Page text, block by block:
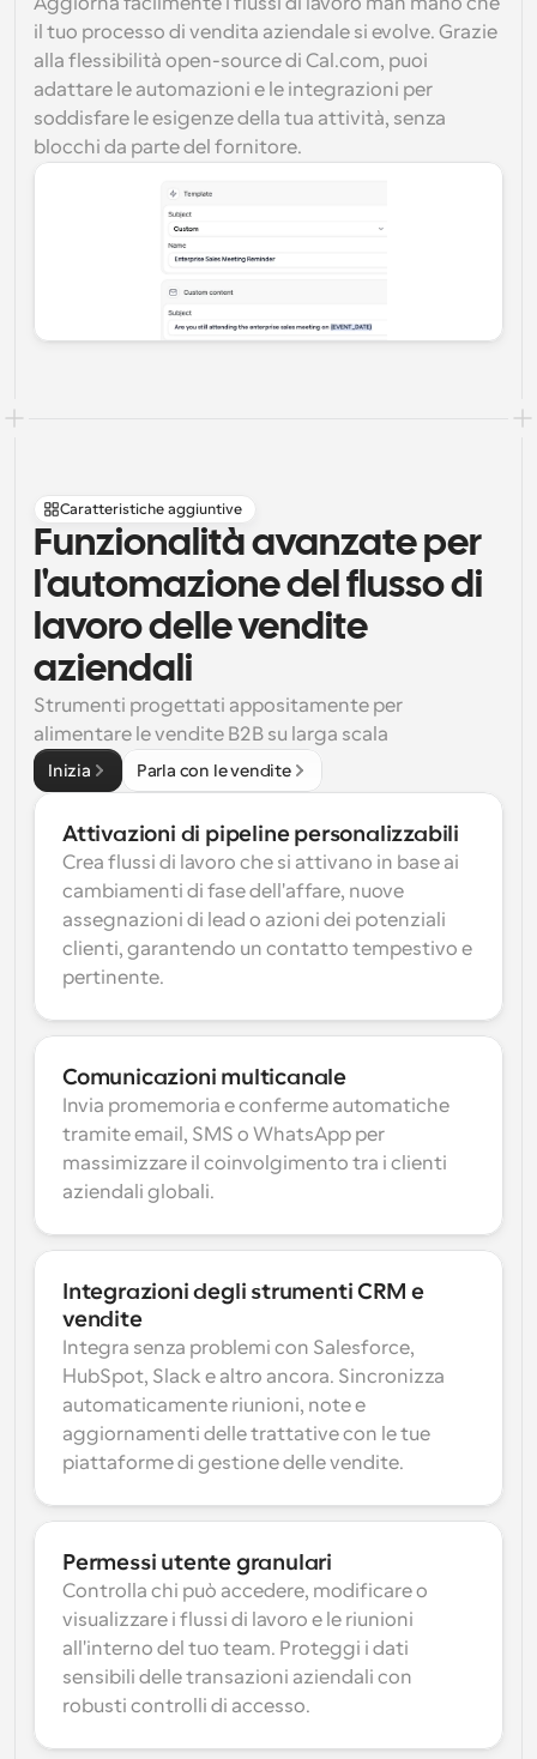
il tuo processo di vendita aziendale si evolve. Grazie
alla flessibilità open-source di Cal.com, puoi
adattare le automazioni e le integrazioni per
soddisfare le esigenze della tua attività, senza
blocchi da parte del fornitore.
Caratteristiche aggiuntive
Funzionalità avanzate per
l'automazione del flusso di
lavoro delle vendite
aziendali
Strumenti progettati appositamente per
alimentare le vendite B2B su larga scala
Inizia Parla con le vendite
Attivazioni di pipeline personalizzabili
Crea flussi di lavoro che si attivano in base ai
cambiamenti di fase dell'affare, nuove
assegnazioni di lead o azioni dei potenziali
clienti, garantendo un contatto tempestivo e
pertinente.
Comunicazioni multicanale
Invia promemoria e conferme automatiche
tramite email, SMS o WhatsApp per
massimizzare il coinvolgimento tra i clienti
aziendali globali.
Integrazioni degli strumenti CRM e
vendite
Integra senza problemi con Salesforce,
HubSpot, Slack e altro ancora. Sincronizza
automaticamente riunioni, note e
aggiornamenti delle trattative con le tue
piattaforme di gestione delle vendite.
Permessi utente granulari
Controlla chi può accedere, modificare o
visualizzare i flussi di lavoro e le riunioni
all'interno del tuo team. Proteggi i dati
sensibili delle transazioni aziendali con
robusti controlli di accesso.